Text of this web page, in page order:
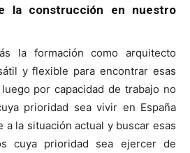
la construcción en nuestro
la formación como arquitecto
y flexible para encontrar esas
por capacidad de trabajo no
prioridad sea vivir en España
a la situación actual y buscar esas
cuya prioridad sea ejercer de